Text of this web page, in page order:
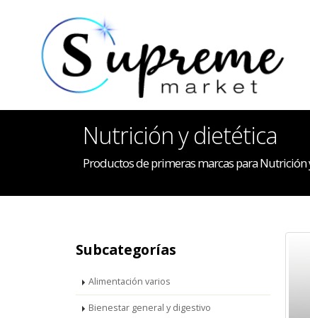
Nutrición y dietética
Productos de primeras marcas para Nutrición
Subcategorías
Alimentación varios
Bienestar general y digestivo